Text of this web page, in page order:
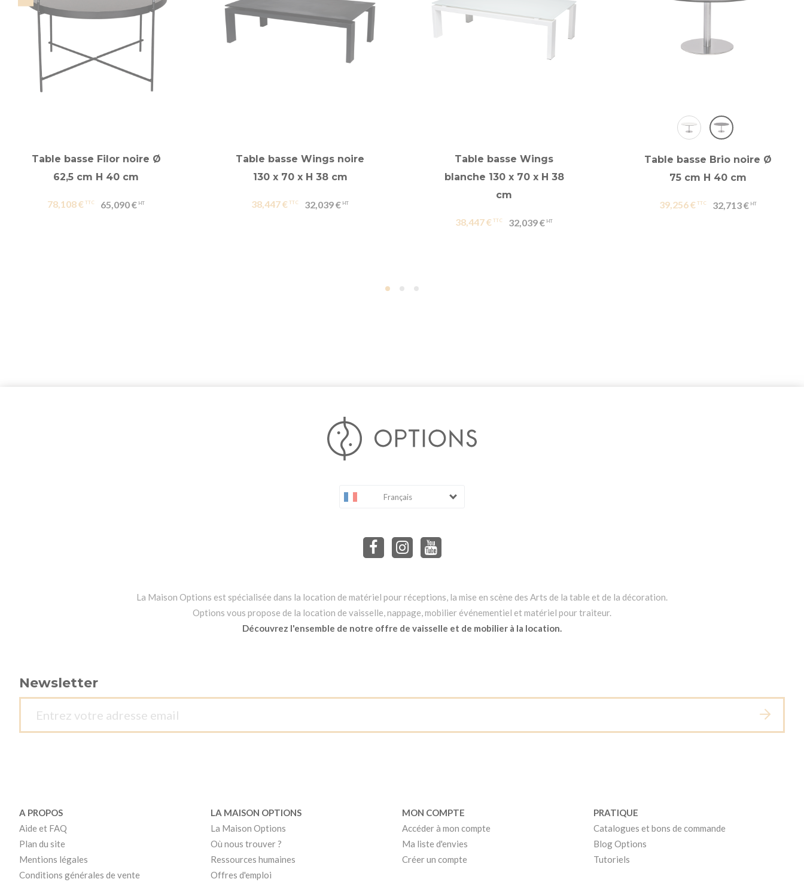
Table basse Filor noire Ø
62,5 cm H 40 cm
78,108 € 65,090 €
Table basse Wings noire
130 x 70 x H 38 cm
38,447 € 32,039 €
Table basse Wings
blanche 130 x 70 x H 38
cm
38,447 € 32,039 €
Table basse Brio noire Ø
75 cm H 40 cm
39,256 € 32,713 €
Français
La Maison Options est spécialisée dans la location de matériel pour réceptions, la mise en scène des Arts de la table et de la décoration.
Options vous propose de la location de vaisselle, nappage, mobilier événementiel et matériel pour traiteur.
Découvrez l'ensemble de notre offre de vaisselle et de mobilier à la location.
Newsletter
A PROPOS
Aide et FAQ
Plan du site
Mentions légales
Conditions générales de vente
LA MAISON OPTIONS
La Maison Options
Où nous trouver ?
Ressources humaines
Offres d'emploi
MON COMPTE
Accéder à mon compte
Ma liste d'envies
Créer un compte
PRATIQUE
Catalogues et bons de commande
Blog Options
Tutoriels